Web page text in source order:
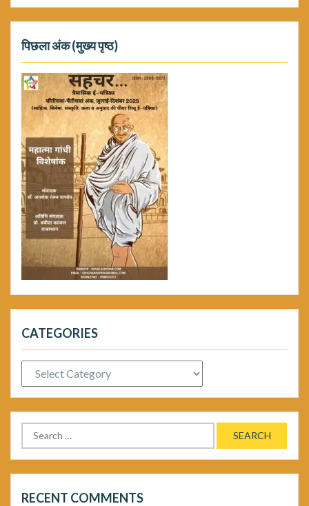
पिछला अंक (मुख्य पृष्ठ)
CATEGORIES
Categories
Search
for:
RECENT COMMENTS